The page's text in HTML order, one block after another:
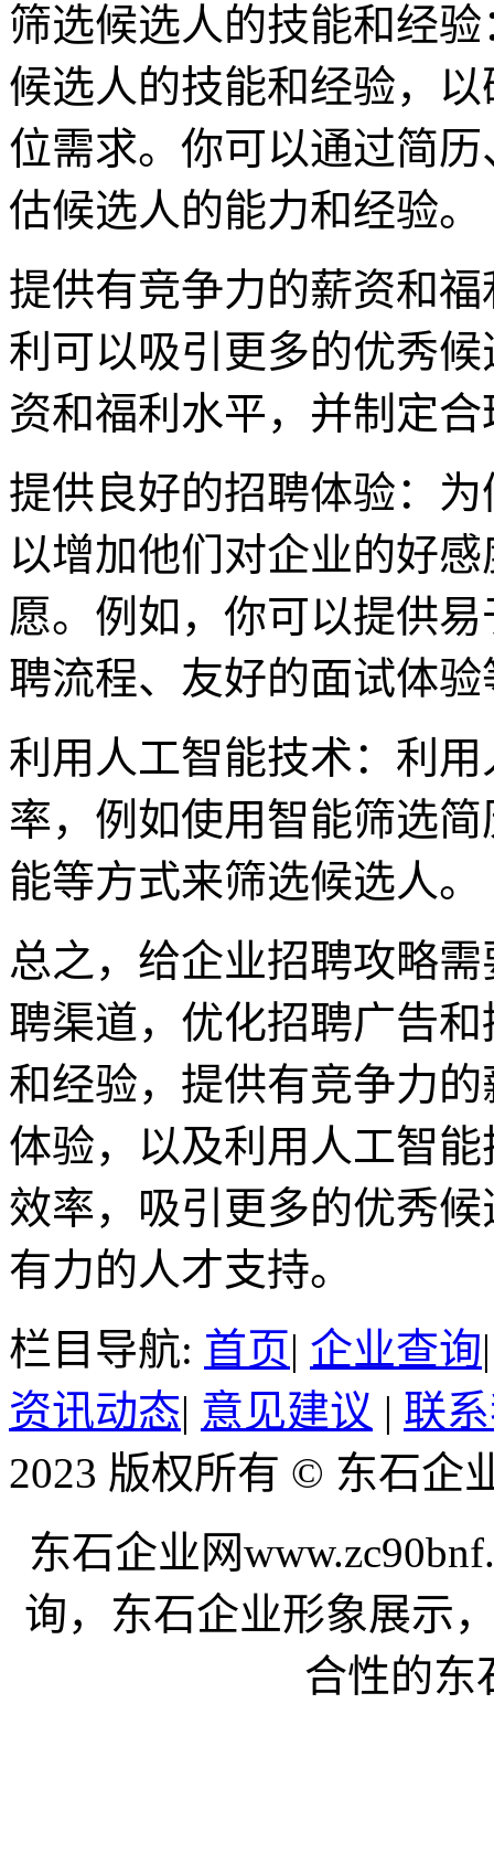
筛选候选人的技能和经
候选人的技能和经验，
位需求。你可以通过简
估候选人的能力和经验。
提供有竞争力的薪资和
利可以吸引更多的优秀
资和福利水平，并制定
提供良好的招聘体验：
以增加他们对企业的好
愿。例如，你可以提供
聘流程、友好的面试体验
利用人工智能技术：利
率，例如使用智能筛选
能等方式来筛选候选人。
总之，给企业招聘攻略
聘渠道，优化招聘广告
和经验，提供有竞争力
体验，以及利用人工智
效率，吸引更多的优秀
有力的人才支持。
栏目导航: 首页| 企业查询
资讯动态| 意见建议 | 联
2023 版权所有 © 东石企
东石企业网
询，东石企业形象展示
合性的东